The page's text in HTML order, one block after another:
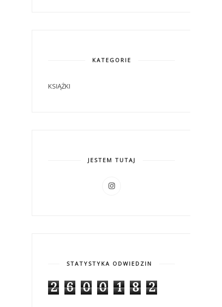
KATEGORIE
KSIĄŻKI
JESTEM TUTAJ
STATYSTYKA ODWIEDZIN
2 6 0 0 1 8 2